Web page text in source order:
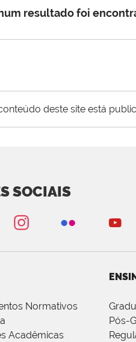
resultado foi
deste site está
SOCIAIS
Normativos
Acadêmicas
Pós-